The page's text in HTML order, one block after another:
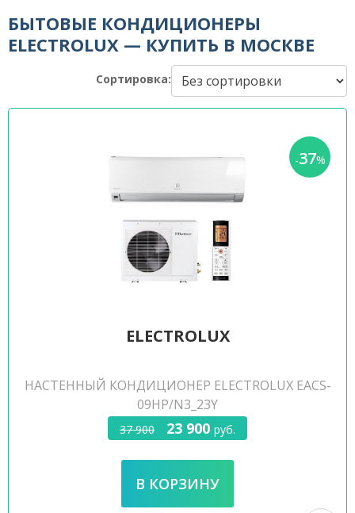
БЫТОВЫЕ КОНДИЦИОНЕРЫ
ELECTROLUX — КУПИТЬ В МОСКВЕ
Сортировка:
-37%
ELECTROLUX
НАСТЕННЫЙ КОНДИЦИОНЕР ELECTROLUX EACS-
09HP/N3_23Y
37 900 23 900 руб.